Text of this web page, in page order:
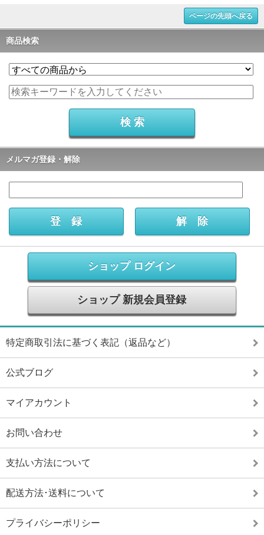
ページの先頭へ戻る
商品検索
メルマガ登録・解除
ショップ ログイン
ショップ 新規会員登録
特定商取引法に基づく表記（返品など）
公式ブログ
マイアカウント
お問い合わせ
支払い方法について
配送方法･送料について
プライバシーポリシー